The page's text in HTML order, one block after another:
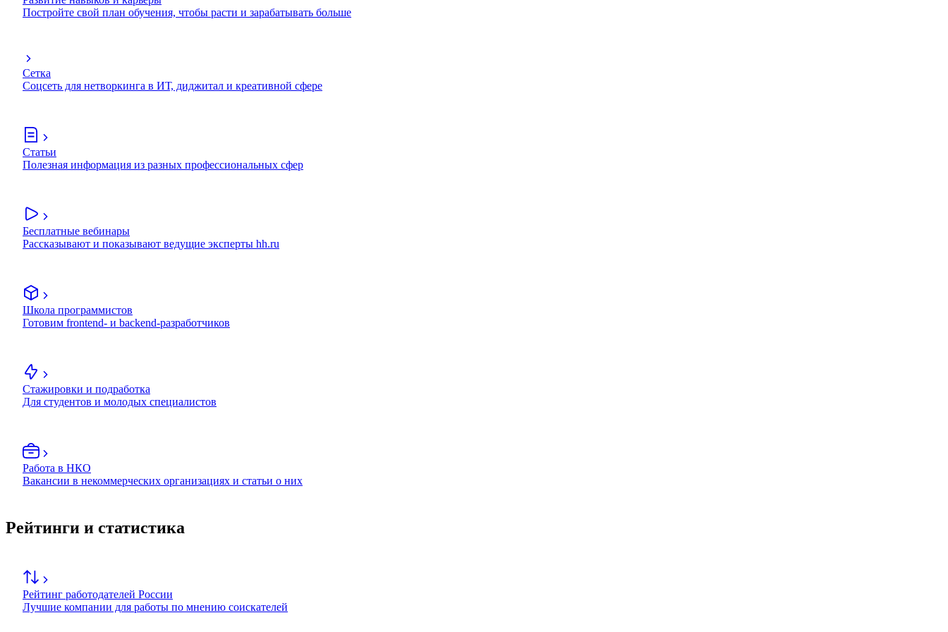
Постройте свой план обучения, чтобы расти и зарабатывать больше
Сетка
Соцсеть для нетворкинга в ИТ, диджитал и креативной сфере
Статьи
Полезная информация из разных профессиональных сфер
Бесплатные вебинары
Рассказывают и показывают ведущие эксперты hh.ru
Школа программистов
Готовим frontend- и backend-разработчиков
Стажировки и подработка
Для студентов и молодых специалистов
Работа в НКО
Вакансии в некоммерческих организациях и статьи о них
Рейтинги и статистика
Рейтинг работодателей России
Лучшие компании для работы по мнению соискателей